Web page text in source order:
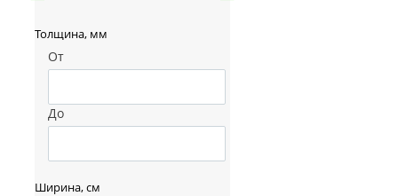
Толщина, мм
От
До
Ширина, см